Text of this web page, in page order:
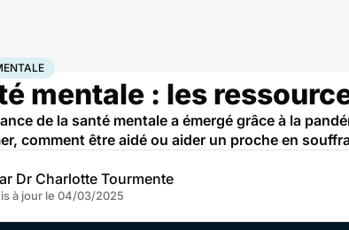
êtrePsycho
mentale : les
de la santé mentale a émergé grâce à la
comment être aidé ou aider un proche en
Dr Charlotte Tourmente
à jour le 04/03/2025